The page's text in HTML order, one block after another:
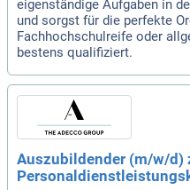
eigenständige Aufgaben in
und sorgst für die perfekte
Fachhochschulreife oder
bestens qualifiziert.
Auszubildender (m/w/d)